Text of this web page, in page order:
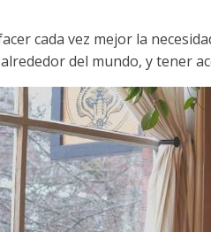
cada vez mejor la
del mundo, y tener